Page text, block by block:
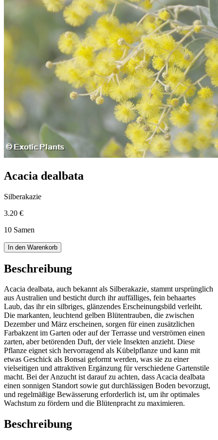
Acacia dealbata
Silberakazie
3.20 €
10 Samen
In den Warenkorb
Beschreibung
Acacia dealbata, auch bekannt als Silberakazie, stammt ursprünglich
aus Australien und besticht durch ihr auffälliges, fein behaartes
Laub, das ihr ein silbriges, glänzendes Erscheinungsbild verleiht.
Die markanten, leuchtend gelben Blütentrauben, die zwischen
Dezember und März erscheinen, sorgen für einen zusätzlichen
Farbakzent im Garten oder auf der Terrasse und verströmen einen
zarten, aber betörenden Duft, der viele Insekten anzieht. Diese
Pflanze eignet sich hervorragend als Kübelpflanze und kann mit
etwas Geschick als Bonsai geformt werden, was sie zu einer
vielseitigen und attraktiven Ergänzung für verschiedene Gartenstile
macht. Bei der Anzucht ist darauf zu achten, dass Acacia dealbata
einen sonnigen Standort sowie gut durchlässigen Boden bevorzugt,
und regelmäßige Bewässerung erforderlich ist, um ihr optimales
Wachstum zu fördern und die Blütenpracht zu maximieren.
Beschreibung